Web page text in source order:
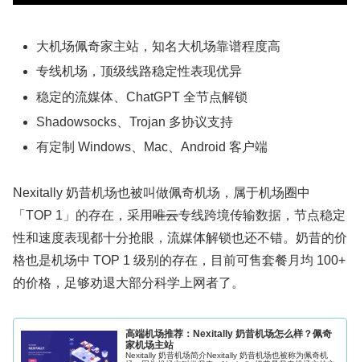
大机场佩奇家主站，知名大机场靠谱程度高
专线机场，顶级线路稳定性表现优异
稳定的流媒体、ChatGPT 全节点解锁
Shadowsocks、Trojan 多协议支持
有定制 Windows、Mac、Android 客户端
Nexitally 奶昔机场也被叫做佩奇机场，属于机场圈中
「TOP 1」的存在，采用唯云专线跨境传输数据，节点稳定
性和速度表现都十分抢眼，流媒体解锁也还不错。奶昔的价
格也是机场中 TOP 1 级别的存在，目前可售套餐月均 100+
的价格，足够劝退大部分科学上网者了。
高端机场推荐：Nexitally 奶昔机场怎么样？佩奇
家机场主站
Nexitally 奶昔机场简介Nexitally 奶昔机场也被称为佩奇机